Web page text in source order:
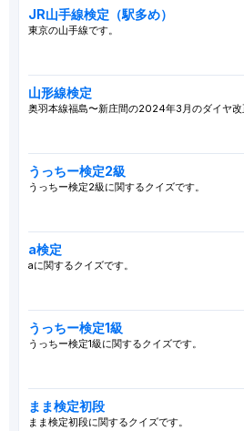
JR山手線検定（駅多め）
東京の山手線です。
山形線検定
奥羽本線福島〜新庄間の2024年3月のダイヤ
うっちー検定2級
うっちー検定2級に関するクイズです。
a検定
aに関するクイズです。
うっちー検定1級
うっちー検定1級に関するクイズです。
まま検定初段
まま検定初段に関するクイズです。